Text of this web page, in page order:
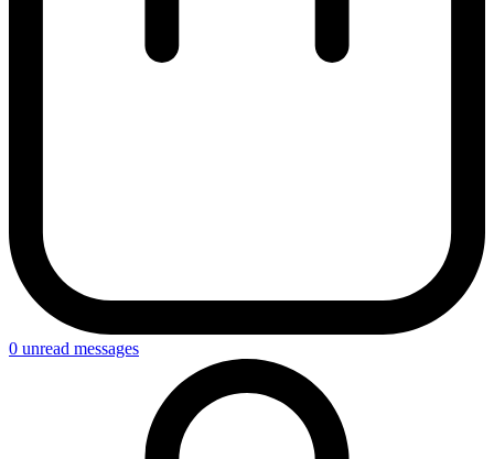
0 unread messages